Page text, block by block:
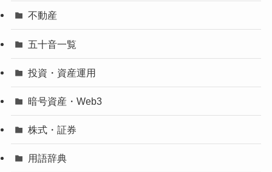
不動産
五十音一覧
投資・資産運用
暗号資産・Web3
株式・証券
用語辞典